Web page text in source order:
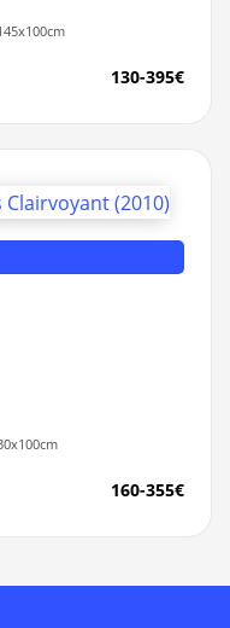
130-395€
160-355€